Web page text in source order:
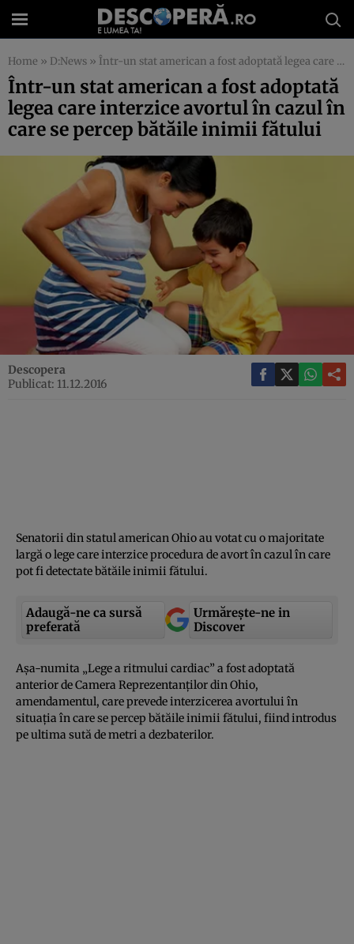
Home » D:News » Într-un stat american a fost adoptată legea care interzice avortul în cazul în care se percep bătăile inimii fătului
Într-un stat american a fost adoptată
legea care interzice avortul în cazul în
care se percep bătăile inimii fătului
Descopera
Publicat: 11.12.2016
Senatorii din statul american Ohio au votat cu o majoritate
largă o lege care interzice procedura de avort în cazul în care
pot fi detectate bătăile inimii fătului.
Adaugă-ne ca sursă
preferată
Urmărește-ne in
Discover
Aşa-numita „Lege a ritmului cardiac” a fost adoptată
anterior de Camera Reprezentanţilor din Ohio,
amendamentul, care prevede interzicerea avortului în
situaţia în care se percep bătăile inimii fătului, fiind introdus
pe ultima sută de metri a dezbaterilor.